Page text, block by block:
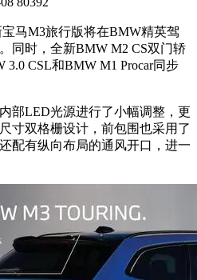
马M3旅行版将在BMW精英驾
同时，全新BMW M2 CS双门轿
3.0 CSL和BMW M1 Procar同步
部LED光源进行了小幅调整，更
寸双格栅设计，前包围也采用了
配有纵向布局的通风开口，进一